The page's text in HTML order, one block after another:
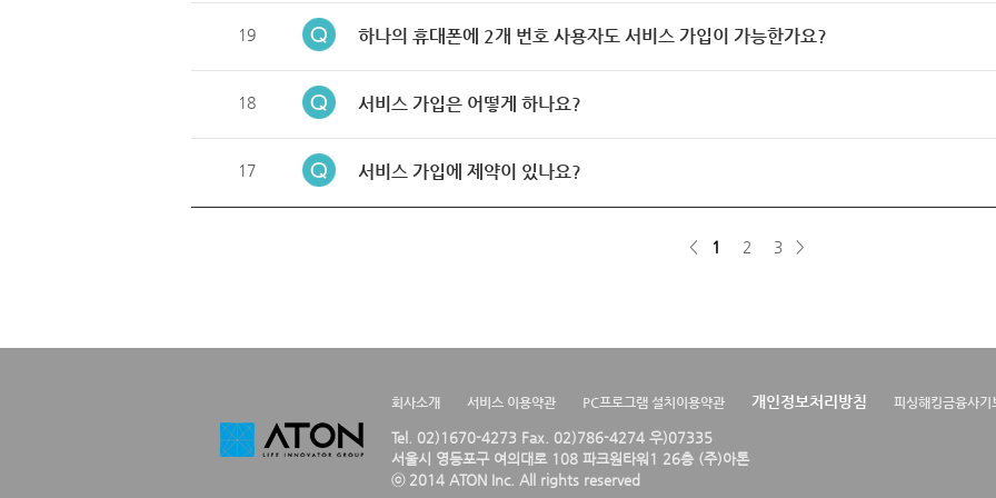
19 하나의 휴대폰에 2개 번호 사용자도 서비스 가입이 가능한가요?
18 서비스 가입은 어떻게 하나요?
17 서비스 가입에 제약이 있나요?
< 1 2 3 >
회사소개 서비스 이용약관 PC프로그램 설치이용약관 개인정보처리방침 피싱해킹금융사기
Tel. 02)1670-4273 Fax. 02)786-4274 우)07335
서울시 영등포구 여의대로 108 파크원타워1 26층 (주)아톤
ⓒ 2014 ATON Inc. All rights reserved